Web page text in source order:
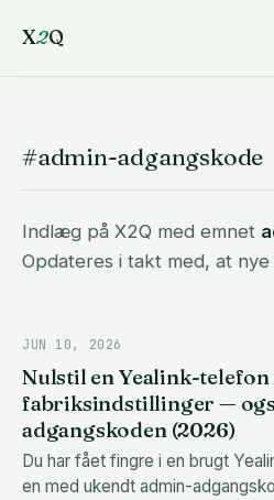
X2Q
#admin-adgangskode
Indlæg på X2Q med emnet
Opdateres i takt med, at
JUN 10, 2026
Nulstil en Yealink-
fabriksindstillinger —
adgangskoden (2026)
Du har fået fingre i en brugt
en med ukendt admin-